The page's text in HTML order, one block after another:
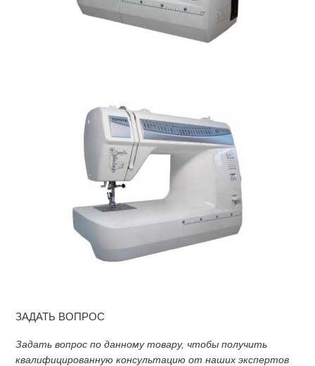
ЗАДАТЬ ВОПРОС
Задать вопрос по данному товару, чтобы получить
квалифицированную консультацию от наших экспертов